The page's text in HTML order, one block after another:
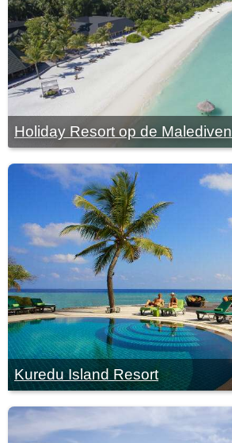
Holiday Resort op de Malediven
Kuredu Island Resort